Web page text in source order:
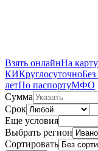
Взять онлайнНа карту
КИКруглосуточно
летПо паспортуМФО
Сумма
Срок
Еще условия
Выбрать регион
Сортировать